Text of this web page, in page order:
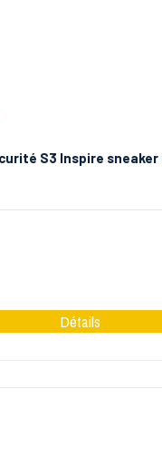
S3 Inspire sneaker